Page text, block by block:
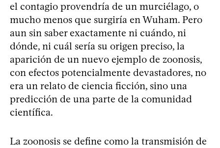
el contagio provendría de un murciélago, o
mucho menos que surgiría en Wuham. Pero
aun sin saber exactamente ni cuándo, ni
dónde, ni cuál sería su origen preciso, la
aparición de un nuevo ejemplo de zoonosis,
con efectos potencialmente devastadores, no
era un relato de ciencia ficción, sino una
predicción de una parte de la comunidad
científica.
La zoonosis se define como la transmisión de